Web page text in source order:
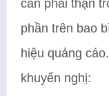
cần phải thận
phần trên bao
hiệu quảng
khuyến nghị: